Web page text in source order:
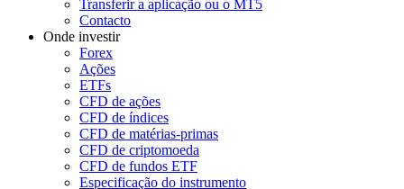
Transferir a aplicação ou o MT5
Contacto
Onde investir
Forex
Ações
ETFs
CFD de ações
CFD de índices
CFD de matérias-primas
CFD de criptomoeda
CFD de fundos ETF
Especificação do instrumento